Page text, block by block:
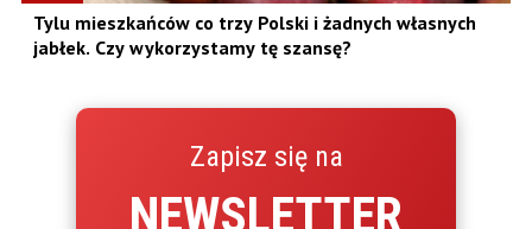
Tylu mieszkańców co trzy Polski i żadnych własnych
jabłek. Czy wykorzystamy tę szansę?
Zapisz się na
NEWSLETTER